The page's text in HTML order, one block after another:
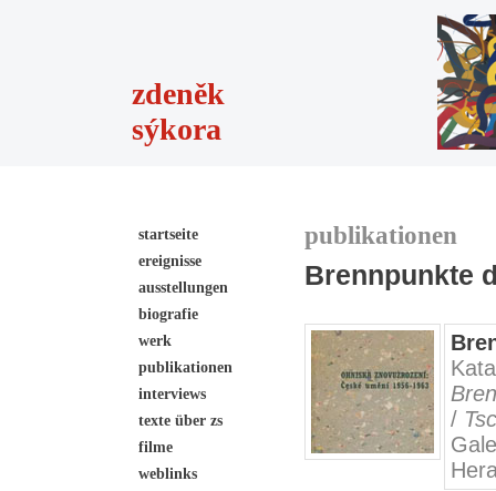
zdeněk
sýkora
startseite
ereignisse
ausstellungen
biografie
werk
publikationen
interviews
texte über zs
filme
weblinks
publikationen
Brennpunkte
/